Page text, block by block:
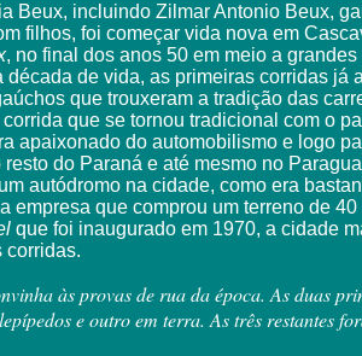
Beux, incluindo Zilmar Antonio Beux,
filhos, foi começar vida nova em
, no final dos anos 50 em meio a
década de vida, as primeiras corridas já
que trouxeram a tradição das
corrida que se tornou tradicional com o
apaixonado do automobilismo e logo
do Paraná e até mesmo no
autódromo na cidade, como era
empresa que comprou um terreno de
que foi inaugurado em 1970, a cidade
corridas.
às provas de rua da época. As duas
e outro em terra. As três restantes